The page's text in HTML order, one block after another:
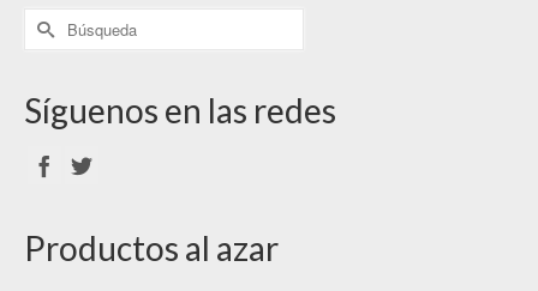
Síguenos en las redes
Productos al azar